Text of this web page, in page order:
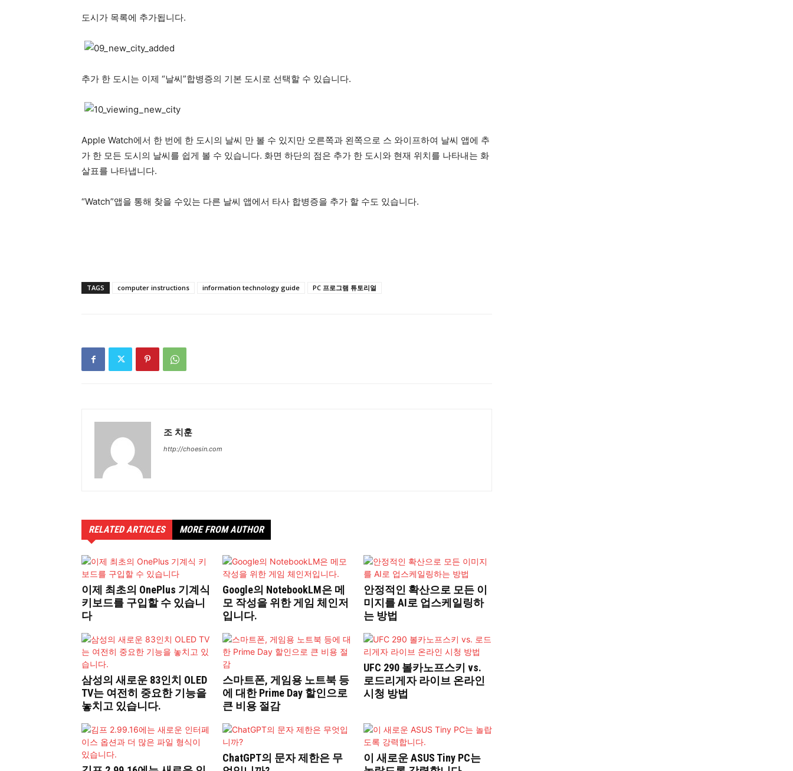
도시가 목록에 추가됩니다.
추가 한 도시는 이제 “날씨”합병증의 기본 도시로 선택할 수 있습니다.
Apple Watch에서 한 번에 한 도시의 날씨 만 볼 수 있지만 오른쪽과 왼쪽으로 스 와이프하여 날씨 앱에 추
가 한 모든 도시의 날씨를 쉽게 볼 수 있습니다. 화면 하단의 점은 추가 한 도시와 현재 위치를 나타내는 화
살표를 나타냅니다.
“Watch”앱을 통해 찾을 수있는 다른 날씨 앱에서 타사 합병증을 추가 할 수도 있습니다.
TAGS computer instructions information technology guide PC 프로그램 튜토리얼
조 치훈
http://choesin.com
RELATED ARTICLES MORE FROM AUTHOR
이제 최초의 OnePlus 기계식
키보드를 구입할 수 있습니
다
Google의 NotebookLM은 메
모 작성을 위한 게임 체인저
입니다.
안정적인 확산으로 모든 이
미지를 AI로 업스케일링하
는 방법
삼성의 새로운 83인치 OLED
TV는 여전히 중요한 기능을
놓치고 있습니다.
스마트폰, 게임용 노트북 등
에 대한 Prime Day 할인으로
큰 비용 절감
UFC 290 볼카노프스키 vs.
로드리게자 라이브 온라인
시청 방법
ChatGPT의 문자 제한은 무
이 새로운 ASUS Tiny PC는